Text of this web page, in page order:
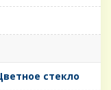
стекло